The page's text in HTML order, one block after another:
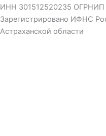
ИНН 301512520235 ОГРНИП
Зарегистрировано ИФНС
Астраханской области